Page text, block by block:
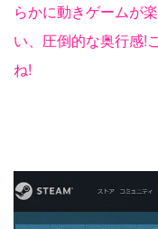
らかに動きゲームが
い、圧倒的な奥行感!
ね!